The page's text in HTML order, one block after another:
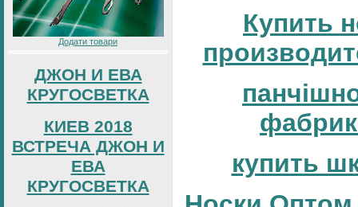
Додати товари
ДЖОН И ЕВА
КРУГОСВЕТКА
КИЕВ 2018
ВСТРЕЧА ДЖОН И
ЕВА
КРУГОСВЕТКА
Купить
купить